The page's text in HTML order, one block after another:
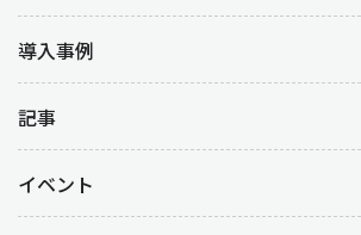
導入事例
記事
イベント